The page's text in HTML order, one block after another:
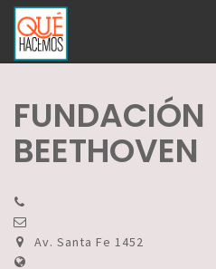
FUNDACIÓN
BEETHOVEN
Av. Santa Fe 1452